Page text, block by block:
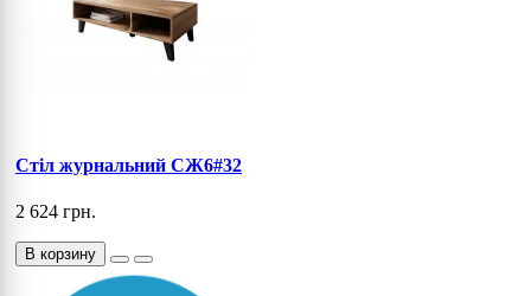
Стіл журнальний СЖ6#32
2 624 грн.
В корзину